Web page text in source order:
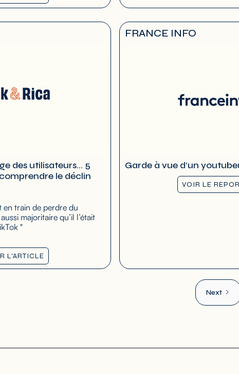
des utilisateurs… 5
le déclin
en train de perdre du
majoritaire qu’il l’était
"
L'ARTICLE
FRANCE INFO
Garde à vue d’un
VOIR LE
Next